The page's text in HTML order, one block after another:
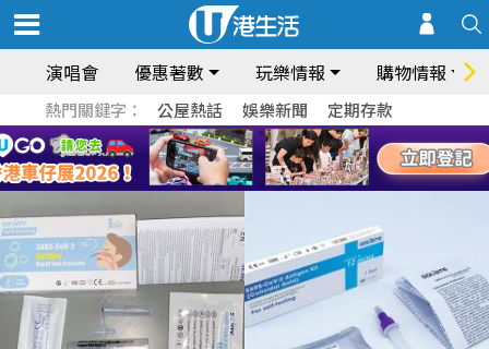
演唱會 優惠著數 玩樂情報 購物情報
熱門關鍵字： 公屋熱話 娛樂新聞 定期存款